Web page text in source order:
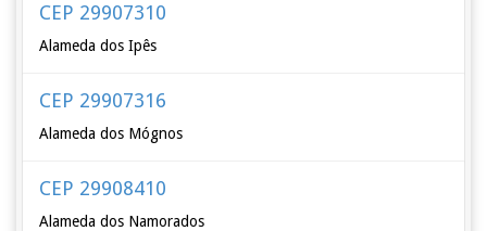
CEP 29907310
Alameda dos Ipês
CEP 29907316
Alameda dos Mógnos
CEP 29908410
Alameda dos Namorados